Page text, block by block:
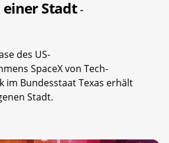
einer Stadt-
des US-
SpaceX von Tech-
im Bundesstaat Texas erhält
Stadt.